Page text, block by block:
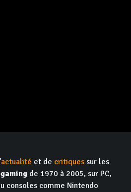
actualité et de critiques sur les
de 1970 à 2005, sur PC,
consoles comme Nintendo